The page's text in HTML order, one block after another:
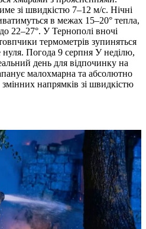
зі швидкістю 7–12 м/с. Нічні
в межах 15–20° тепла,
22–27°. У Тернополі вночі
термометрів зупиняться
Погода 9 серпня У неділю,
день для відпочинку на
малохмарна та абсолютно
напрямків зі швидкістю